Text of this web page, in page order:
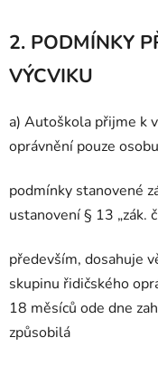
2. PODMÍNKY
VÝCVIKU
a) Autoškola přijme k
oprávnění pouze
podmínky stanovené
ustanovení § 13 „zák.
především, dosahuje
skupinu řidičského
18 měsíců ode dne
způsobilá